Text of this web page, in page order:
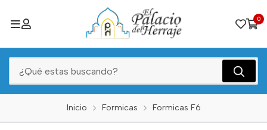
0
Inicio Formicas Formicas F6